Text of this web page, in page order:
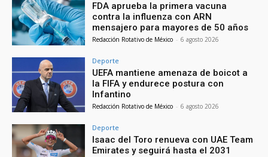
FDA aprueba la primera vacuna
contra la influenza con ARN
mensajero para mayores de 50 años
Redacción Rotativo de México - 6 agosto 2026
Deporte
UEFA mantiene amenaza de boicot a
la FIFA y endurece postura con
Infantino
Redacción Rotativo de México - 6 agosto 2026
Deporte
Isaac del Toro renueva con UAE Team
Emirates y seguirá hasta el 2031